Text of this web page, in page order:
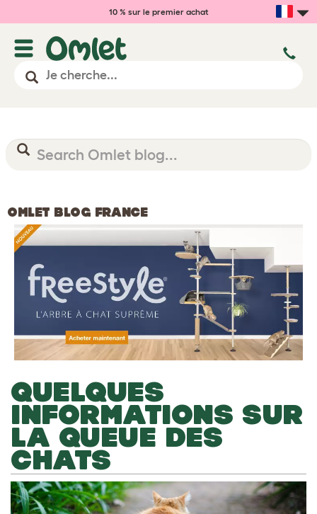
10 % sur le premier achat
OMLET BLOG FRANCE
QUELQUES
INFORMATIONS SUR
LA QUEUE DES
CHATS